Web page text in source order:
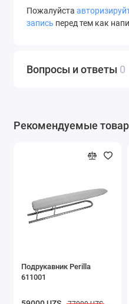
Пожалуйста
запись перед тем как
Вопросы и ответы 0
Рекомендуемые
Подрукавник Perilla
611001